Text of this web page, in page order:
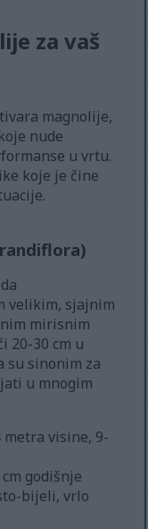
za vaš
magnolije,
nude
u vrtu.
koje je čine
velikim, sjajnim
mirisnim
20-30 cm u
su sinonim za
u mnogim
metra visine, 9-
godišnje
bijeli, vrlo